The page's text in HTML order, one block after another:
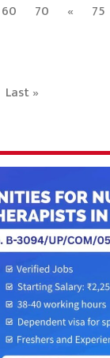
60 70 « 75
Last »